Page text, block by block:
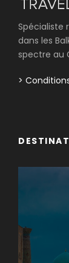
Spécialiste
dans les
spectre au
>